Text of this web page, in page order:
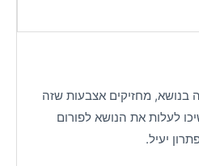
בנושא, מחזיקים אצבעות שזה
לעלות את הנושא לפורום
יעיל.